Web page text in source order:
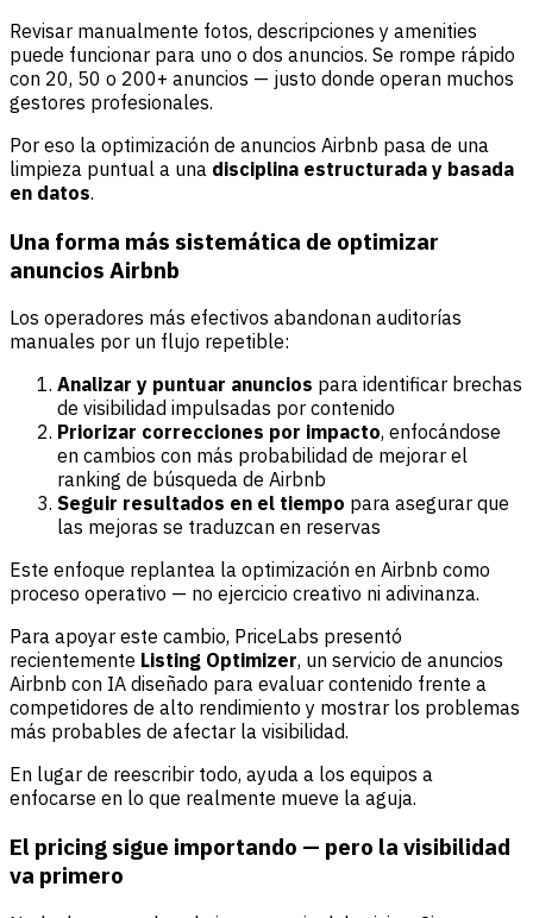
Revisar manualmente fotos, descripciones y amenities
puede funcionar para uno o dos anuncios. Se rompe rápido
con 20, 50 o 200+ anuncios — justo donde operan muchos
gestores profesionales.
Por eso la optimización de anuncios Airbnb pasa de una
limpieza puntual a una disciplina estructurada y basada
en datos.
Una forma más sistemática de optimizar
anuncios Airbnb
Los operadores más efectivos abandonan auditorías
manuales por un flujo repetible:
Analizar y puntuar anuncios para identificar brechas
de visibilidad impulsadas por contenido
Priorizar correcciones por impacto, enfocándose
en cambios con más probabilidad de mejorar el
ranking de búsqueda de Airbnb
Seguir resultados en el tiempo para asegurar que
las mejoras se traduzcan en reservas
Este enfoque replantea la optimización en Airbnb como
proceso operativo — no ejercicio creativo ni adivinanza.
Para apoyar este cambio, PriceLabs presentó
recientemente Listing Optimizer, un servicio de anuncios
Airbnb con IA diseñado para evaluar contenido frente a
competidores de alto rendimiento y mostrar los problemas
más probables de afectar la visibilidad.
En lugar de reescribir todo, ayuda a los equipos a
enfocarse en lo que realmente mueve la aguja.
El pricing sigue importando — pero la visibilidad
va primero